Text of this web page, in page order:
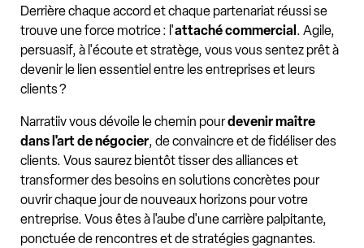
Derrière chaque accord et chaque partenariat réussi se
trouve une force motrice : l'attaché commercial . Agile,
persuasif, à l'écoute et stratège, vous vous sentez prêt à
devenir le lien essentiel entre les entreprises et leurs
clients ?
Narratiiv vous dévoile le chemin pourdevenir maître
dans l'art de négocier, de convaincre et de fidéliser des
clients. Vous saurez bientôt tisser des alliances et
transformer des besoins en solutions concrètes pour
ouvrir chaque jour de nouveaux horizons pour votre
entreprise. Vous êtes à l'aube d'une carrière palpitante,
ponctuée de rencontres et de stratégies gagnantes.